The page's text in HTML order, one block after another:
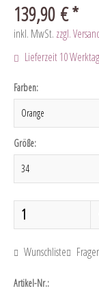
139,90 € *
inkl. MwSt. zzgl.
Lieferzeit 10
Farben:
Größe:
Wunschliste
Artikel-Nr.: